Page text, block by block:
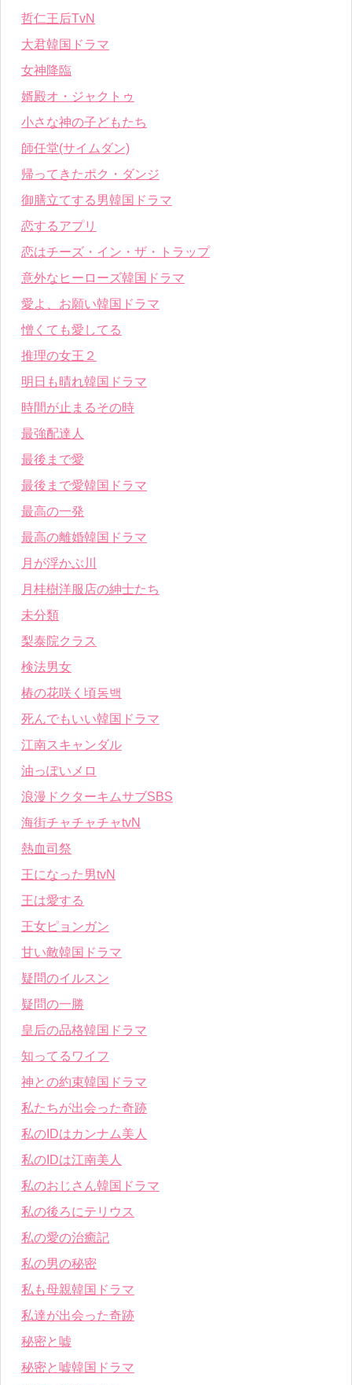
哲仁王后TvN
大君韓国ドラマ
女神降臨
婿殿オ・ジャクトゥ
小さな神の子どもたち
師任堂(サイムダン)
帰ってきたポク・ダンジ
御膳立てする男韓国ドラマ
恋するアプリ
恋はチーズ・イン・ザ・トラップ
意外なヒーローズ韓国ドラマ
愛よ、お願い韓国ドラマ
憎くても愛してる
推理の女王２
明日も晴れ韓国ドラマ
時間が止まるその時
最強配達人
最後まで愛
最後まで愛韓国ドラマ
最高の一発
最高の離婚韓国ドラマ
月が浮かぶ川
月桂樹洋服店の紳士たち
未分類
梨泰院クラス
検法男女
椿の花咲く頃동백
死んでもいい韓国ドラマ
江南スキャンダル
油っぽいメロ
浪漫ドクターキムサブSBS
海街チャチャチャtvN
熱血司祭
王になった男tvN
王は愛する
王女ピョンガン
甘い敵韓国ドラマ
疑問のイルスン
疑問の一勝
皇后の品格韓国ドラマ
知ってるワイフ
神との約束韓国ドラマ
私たちが出会った奇跡
私のIDはカンナム美人
私のIDは江南美人
私のおじさん韓国ドラマ
私の後ろにテリウス
私の愛の治癒記
私の男の秘密
私も母親韓国ドラマ
私達が出会った奇跡
秘密と嘘
秘密と嘘韓国ドラマ